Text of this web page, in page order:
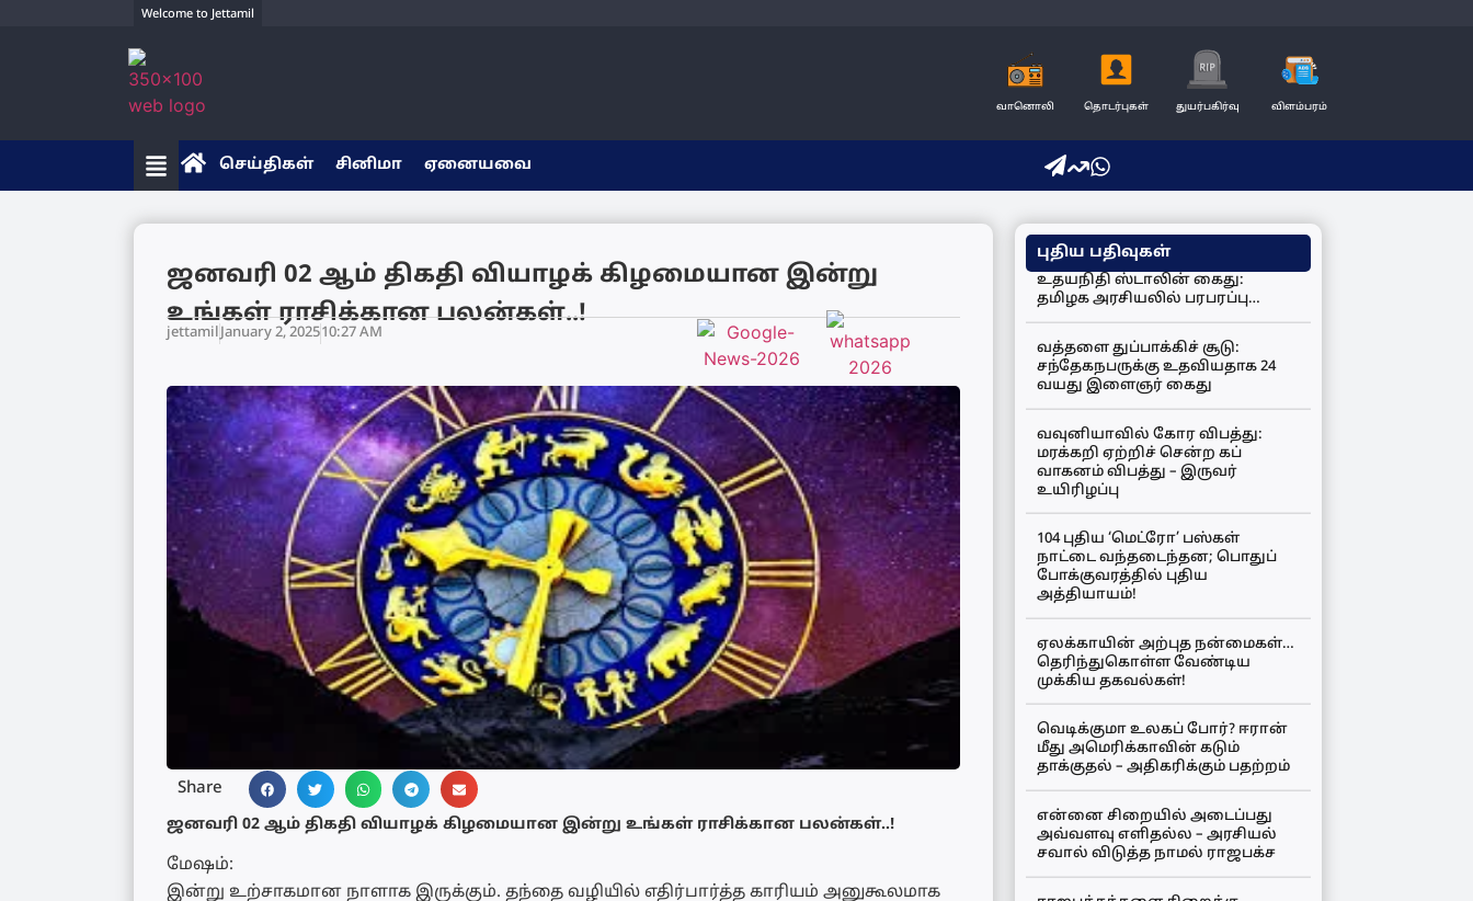
Welcome to Jettamil
வானொலி தொடர்புகள் துயர்பகிர்வு விளம்பரம்
செய்திகள் சினிமா ஏனையவை
ஜனவரி 02 ஆம் திகதி வியாழக் கிழமையான இன்று
உங்கள் ராசிக்கான பலன்கள்..!
jettamilJanuary 2, 202510:27 AM
Share
ஜனவரி 02 ஆம் திகதி வியாழக் கிழமையான இன்று உங்கள் ராசிக்கான பலன்கள்..!
மேஷம்:
இன்று உற்சாகமான நாளாக இருக்கும். தந்தை வழியில் எதிர்பார்த்த காரியம் அனுகூலமாக
புதிய பதிவுகள்
உதயநிதி ஸ்டாலின் கைது:
தமிழக அரசியலில் பரபரப்பு…
வத்தளை துப்பாக்கிச் சூடு:
சந்தேகநபருக்கு உதவியதாக 24
வயது இளைஞர் கைது
வவுனியாவில் கோர விபத்து:
மரக்கறி ஏற்றிச் சென்ற கப்
வாகனம் விபத்து – இருவர்
உயிரிழப்பு
104 புதிய ‘மெட்ரோ’ பஸ்கள்
நாட்டை வந்தடைந்தன; பொதுப்
போக்குவரத்தில் புதிய
அத்தியாயம்!
ஏலக்காயின் அற்புத நன்மைகள்…
தெரிந்துகொள்ள வேண்டிய
முக்கிய தகவல்கள்!
வெடிக்குமா உலகப் போர்? ஈரான்
மீது அமெரிக்காவின் கடும்
தாக்குதல் – அதிகரிக்கும் பதற்றம்
என்னை சிறையில் அடைப்பது
அவ்வளவு எளிதல்ல – அரசியல்
சவால் விடுத்த நாமல் ராஜபக்ச